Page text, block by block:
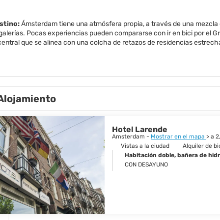
Ámsterdam tiene una atmósfera propia, a través de una
Pocas experiencias pueden compararse con ir en bici por el
que se alinea con una colcha de retazos de residencias
La ciudad es un universo alternativo donde el transporte no
arte como son los museos Rijks y Van Gogh, hay una proliferación
El festival line-up es igualmente variado, dedicado a todo, desde
se convierten en el escenario para una serie de conciertos
del Rey. La ciudad se viste de naranja patriótico, los
todo el mundo vacía sus armarios e intentan vender sus trastos en
Hotel Larende
Amsterdam - Mostrar en el mapa > a
Vistas a la ciudad
Alquiler de
Habitación doble, bañera de
CON DESAYUNO